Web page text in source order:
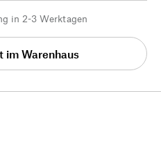
in 2-3 Werktagen
im Warenhaus